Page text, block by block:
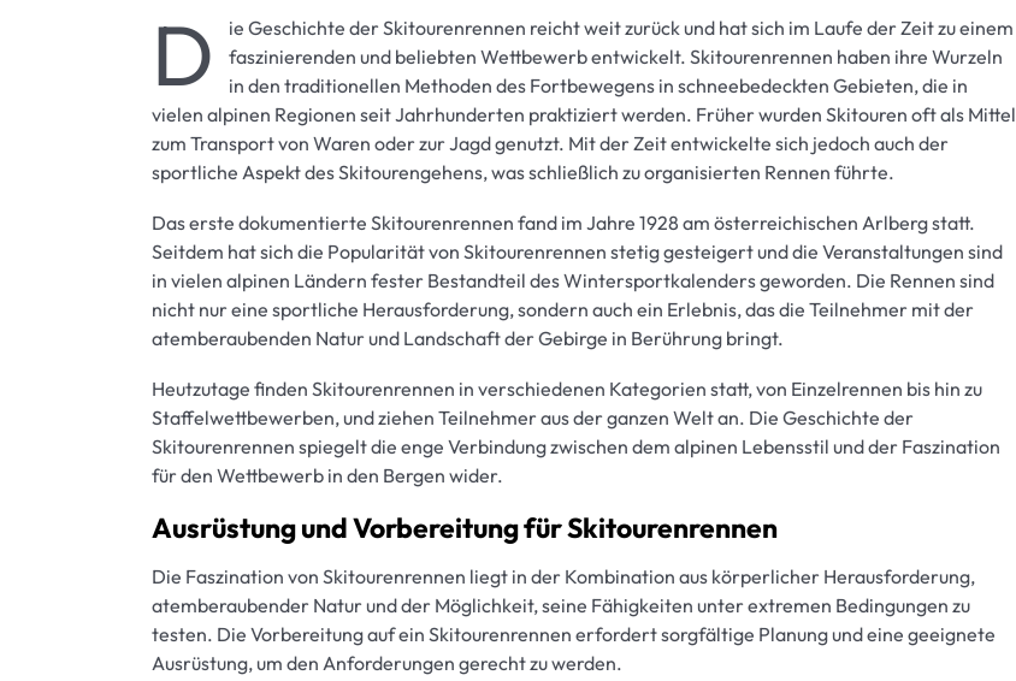
D
ie Geschichte der Skitourenrennen reicht weit zurück und hat sich im Laufe der Zeit zu einem
faszinierenden und beliebten Wettbewerb entwickelt. Skitourenrennen haben ihre Wurzeln
in den traditionellen Methoden des Fortbewegens in schneebedeckten Gebieten, die in
vielen alpinen Regionen seit Jahrhunderten praktiziert werden. Früher wurden Skitouren oft als Mittel
zum Transport von Waren oder zur Jagd genutzt. Mit der Zeit entwickelte sich jedoch auch der
sportliche Aspekt des Skitourengehens, was schließlich zu organisierten Rennen führte.
Das erste dokumentierte Skitourenrennen fand im Jahre 1928 am österreichischen Arlberg statt.
Seitdem hat sich die Popularität von Skitourenrennen stetig gesteigert und die Veranstaltungen sind
in vielen alpinen Ländern fester Bestandteil des Wintersportkalenders geworden. Die Rennen sind
nicht nur eine sportliche Herausforderung, sondern auch ein Erlebnis, das die Teilnehmer mit der
atemberaubenden Natur und Landschaft der Gebirge in Berührung bringt.
Heutzutage finden Skitourenrennen in verschiedenen Kategorien statt, von Einzelrennen bis hin zu
Staffelwettbewerben, und ziehen Teilnehmer aus der ganzen Welt an. Die Geschichte der
Skitourenrennen spiegelt die enge Verbindung zwischen dem alpinen Lebensstil und der Faszination
für den Wettbewerb in den Bergen wider.
Ausrüstung und Vorbereitung für Skitourenrennen
Die Faszination von Skitourenrennen liegt in der Kombination aus körperlicher Herausforderung,
atemberaubender Natur und der Möglichkeit, seine Fähigkeiten unter extremen Bedingungen zu
testen. Die Vorbereitung auf ein Skitourenrennen erfordert sorgfältige Planung und eine geeignete
Ausrüstung, um den Anforderungen gerecht zu werden.